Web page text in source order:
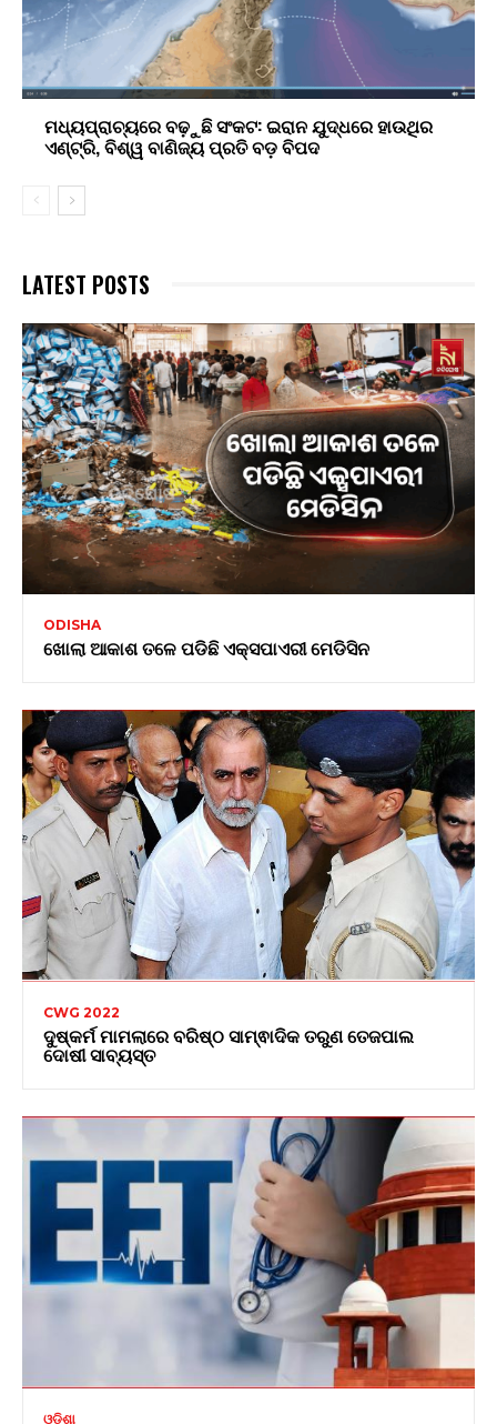
ମଧ୍ୟପ୍ରାଚ୍ୟରେ ବଢ଼ୁଛି ସଂକଟ: ଇରାନ ଯୁଦ୍ଧରେ ହାଉଥିର
ଏଣ୍ଟ୍ରି, ବିଶ୍ୱ ବାଣିଜ୍ୟ ପ୍ରତି ବଡ଼ ବିପଦ
LATEST POSTS
ODISHA
ଖୋଲା ଆକାଶ ତଳେ ପଡିଛି ଏକ୍ସପାଏରୀ ମେଡିସିନ
CWG 2022
ଦୁଷ୍କର୍ମ ମାମଲାରେ ବରିଷ୍ଠ ସାମ୍ଵାଦିକ ତରୁଣ ତେଜପାଲ
ଦୋଷୀ ସାବ୍ୟସ୍ତ
ଓଡ଼ିଶା